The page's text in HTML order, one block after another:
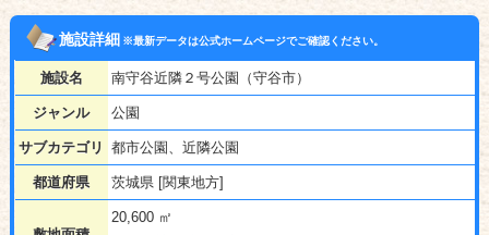
施設詳細※最新データは公式ホームページでご確認ください。
施設名 南守谷近隣２号公園（守谷市）
ジャンル 公園
サブカテゴリ 都市公園、近隣公園
都道府県 茨城県 [関東地方]
20,600 ㎡